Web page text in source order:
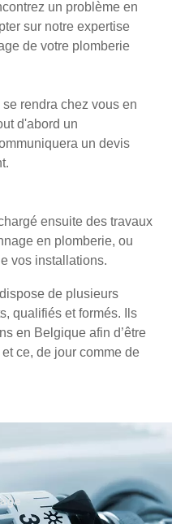
un problème en
sur notre expertise
de votre plomberie
rendra chez vous en
d'abord un
un devis
ensuite des travaux
en plomberie, ou
vos installations.
de plusieurs
qualifiés et formés. Ils
en Belgique afin d’être
ce, de jour comme de